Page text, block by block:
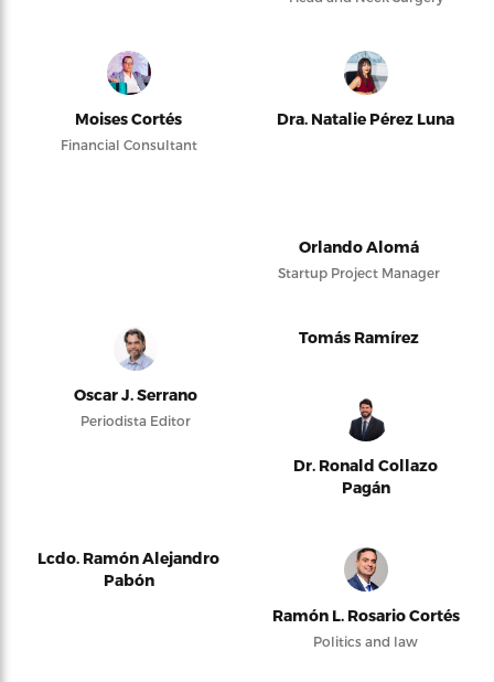
Moises Cortés
Financial Consultant
Dra. Natalie Pérez Luna
Orlando Alomá
Startup Project Manager
Oscar J. Serrano
Periodista Editor
Tomás Ramírez
Dr. Ronald Collazo
Pagán
Lcdo. Ramón Alejandro
Pabón
Ramón L. Rosario Cortés
Politics and law